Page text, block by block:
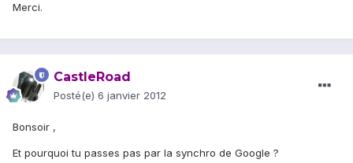
Merci.
CastleRoad
Posté(e) 6 janvier 2012
Bonsoir ,
Et pourquoi tu passes pas par la synchro de Google ?